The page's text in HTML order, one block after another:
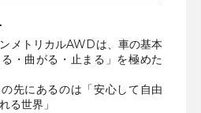
メトリカルAWDは、車の基本
・曲がる・止まる」を極めた
先にあるのは「安心して自由
る世界」